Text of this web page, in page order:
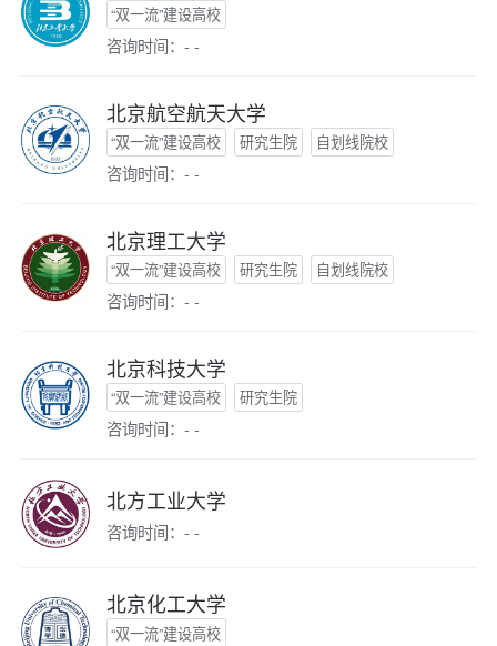
“双一流”建设高校
咨询时间：- -
北京航空航天大学
“双一流”建设高校 研究生院 自划线院校
咨询时间：- -
北京理工大学
“双一流”建设高校 研究生院 自划线院校
咨询时间：- -
北京科技大学
“双一流”建设高校 研究生院
咨询时间：- -
北方工业大学
咨询时间：- -
北京化工大学
“双一流”建设高校